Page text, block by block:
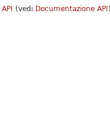
API (vedi Documentazione API